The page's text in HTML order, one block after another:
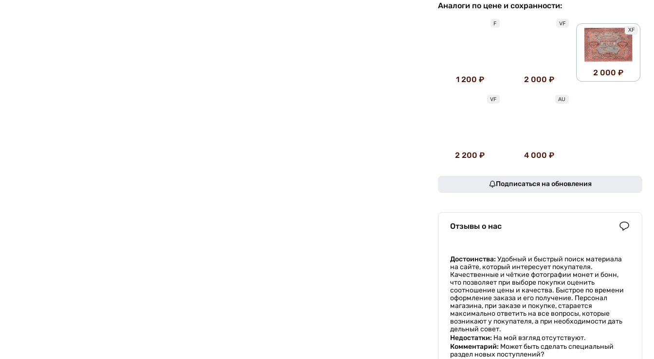
Аналоги по цене и сохранности:
F
1 200 ₽
VF
2 000 ₽
XF
2 000 ₽
VF
2 200 ₽
AU
4 000 ₽
Подписаться на обновления
Отзывы о нас
Достоинства: Удобный и быстрый поиск материала
на сайте, который интересует покупателя.
Качественные и чёткие фотографии монет и бонн,
что позволяет при выборе покупки оценить
соотношение цены и качества. Быстрое по времени
оформление заказа и его получение. Персонал
магазина, при заказе и покупке, старается
максимально ответить на все вопросы, которые
возникают у покупателя, а при необходимости дать
дельный совет.
Недостатки: На мой взгляд отсутствуют.
Комментарий: Может быть сделать специальный
раздел новых поступлений?